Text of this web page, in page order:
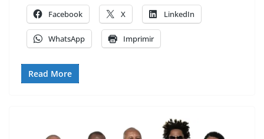
Facebook X LinkedIn
WhatsApp Imprimir
Read More